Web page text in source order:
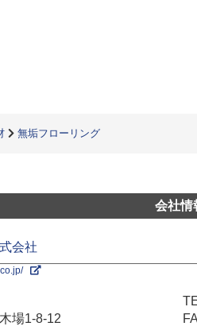
無垢フローリング
会社情
会社
場1-8-12